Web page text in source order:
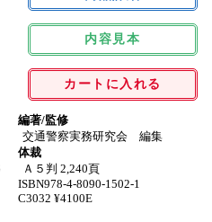
内容見本
カートに入れる
編著/監修
交通警察実務研究会 編集
体裁
Ａ５判 2,240頁
ISBN978-4-8090-1502-1
C3032 ¥4100E